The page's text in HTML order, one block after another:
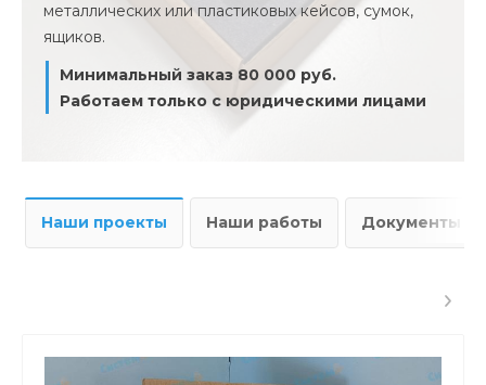
металлических или пластиковых кейсов, сумок,
ящиков.
Минимальный заказ 80 000 руб.
Работаем только с юридическими лицами
Наши проекты Наши работы Документы